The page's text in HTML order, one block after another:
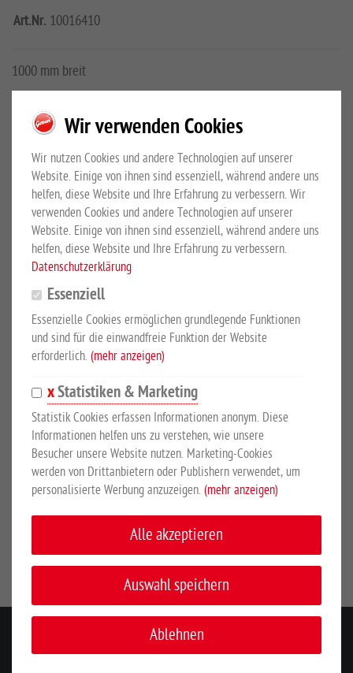
Art.Nr. 10016410
1000 mm breit
Mehr Details
Großewinkelmann GmbH & Co.KG
PRODUKTBESCHREIBUNG
1000 mm breit
Der 3-seitige Gitterrahmen kann als Anbauteil für Quader-Jumbos
bestellt werden, auch das Nachrüsten von bereits vorhandenen
Geräten ist möglich. Durch den Gitterrahmen wird loses Heu und
Stroh besser auf dem Quaderjumbo gehalten. Ein Umherfliegen
und Verlieren des geladenen Strohs beim Einstreuen wird
verschraubt.
SICHERHEITSHINWEISE
Hersteller:Großewinkelmann GmbH & Co. KG, Wortstr. 34-36,
33397, Rietberg, Deutschland, www.growi.de
KONTAKT
Wir verwenden Cookies
Wir nutzen Cookies und andere Technologien auf unserer
Website. Einige von ihnen sind essenziell, während andere uns
helfen, diese Website und Ihre Erfahrung zu verbessern. Wir
verwenden Cookies und andere Technologien auf unserer
Website. Einige von ihnen sind essenziell, während andere uns
helfen, diese Website und Ihre Erfahrung zu verbessern.
Datenschutzerklärung
Essenziell
Essenzielle Cookies ermöglichen grundlegende Funktionen
und sind für die einwandfreie Funktion der Website
erforderlich. (mehr anzeigen)
Statistiken & Marketing
Statistik Cookies erfassen Informationen anonym. Diese
Informationen helfen uns zu verstehen, wie unsere
Besucher unsere Website nutzen. Marketing-Cookies
werden von Drittanbietern oder Publishern verwendet, um
personalisierte Werbung anzuzeigen. (mehr anzeigen)
Alle akzeptieren
Auswahl speichern
Ablehnen